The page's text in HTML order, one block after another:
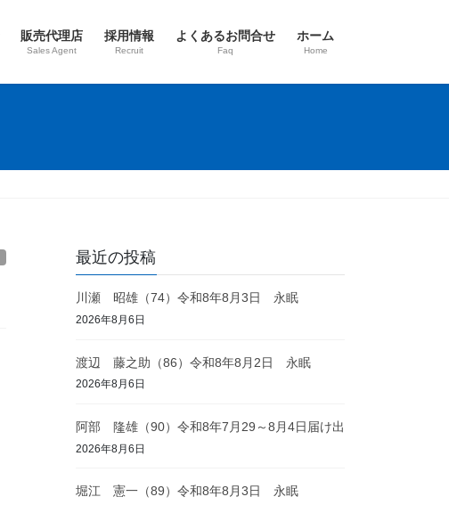
販売代理店
Sales Agent
採用情報
Recruit
よくあるお問合せ
Faq
ホーム
Home
最近の投稿
川瀬 昭雄（74）令和8年8月3日 永眠
2026年8月6日
渡辺 藤之助（86）令和8年8月2日 永眠
2026年8月6日
阿部 隆雄（90）令和8年7月29～8月4日届け出
2026年8月6日
堀江 憲一（89）令和8年8月3日 永眠